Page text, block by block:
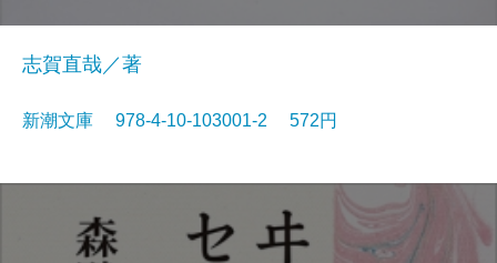
志賀直哉／著
新潮文庫 978-4-10-103001-2 572円